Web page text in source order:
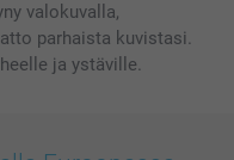
valokuvalla,
parhaista kuvistasi.
ja ystäville.